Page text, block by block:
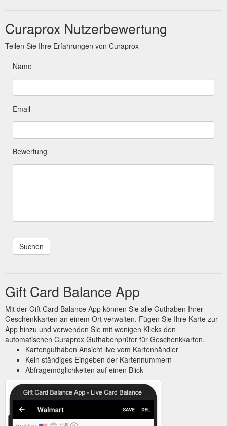
Curaprox Nutzerbewertung
Teilen Sie Ihre Erfahrungen von Curaprox
Name
Email
Bewertung
Gift Card Balance App
Mit der Gift Card Balance App können Sie alle Guthaben Ihrer
Geschenkkarten an einem Ort verwalten. Fügen Sie Ihre Karte zur
App hinzu und verwenden Sie mit wenigen Klicks den
automatischen Curaprox Guthabenprüfer für Geschenkkarten.
Kartenguthaben Ansicht live vom Kartenhändler
Kein ständiges Eingeben der Kartennummern
Abfragemöglichkeiten auf einen Blick